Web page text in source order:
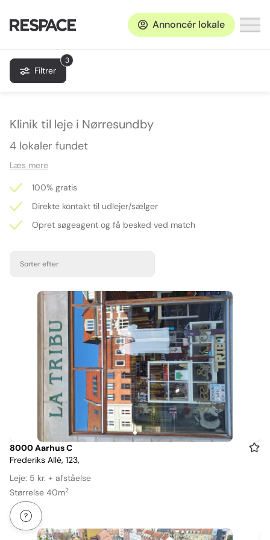
Annoncér lokale
3
Filtrer
Klinik til leje i Nørresundby
4 lokaler fundet
Læs mere
100% gratis
Direkte kontakt til udlejer/sælger
Opret søgeagent og få besked ved match
Sorter efter
Item
1
of
1
8000 Aarhus C
Frederiks Allé, 123,
Leje: 5 kr. + afståelse
Størrelse 40m2